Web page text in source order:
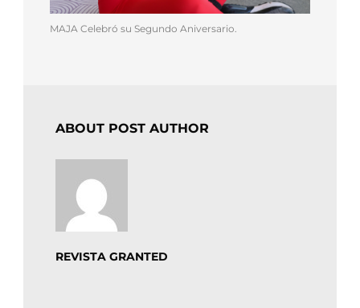
MAJA Celebró su Segundo Aniversario.
ABOUT POST AUTHOR
REVISTA GRANTED